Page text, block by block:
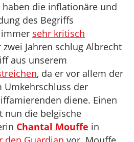
haben die inflationäre und
des Begriffs
immer sehr kritisch
zwei Jahren schlug Albrecht
aus unserem
, da er vor allem der
der
diene. Einen
nun die belgische
Chantal Mouffe in